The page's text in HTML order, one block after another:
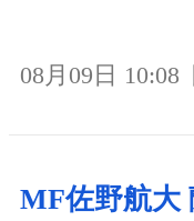
08月09日 10:08
MF佐野航大